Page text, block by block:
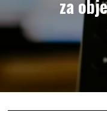
za